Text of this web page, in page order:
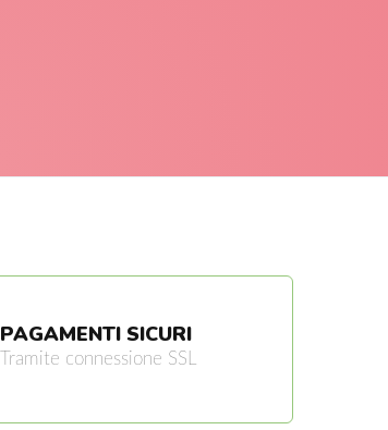
PAGAMENTI SICURI
Tramite connessione SSL